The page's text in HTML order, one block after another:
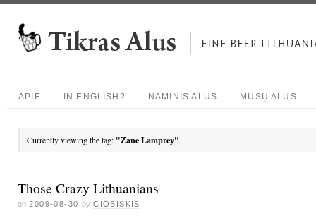
APIE IN ENGLISH? NAMINIS ALUS MŪSŲ ALŪS
Currently viewing the tag: "Zane Lamprey"
Those Crazy Lithuanians
on 2009-08-30 by CIOBISKIS